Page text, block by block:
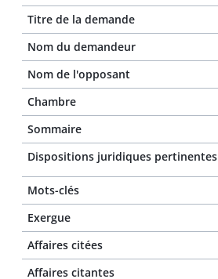
Titre de la demande
Nom du demandeur
Nom de l'opposant
Chambre
Sommaire
Dispositions juridiques pertinentes
Mots-clés
Exergue
Affaires citées
Affaires citantes